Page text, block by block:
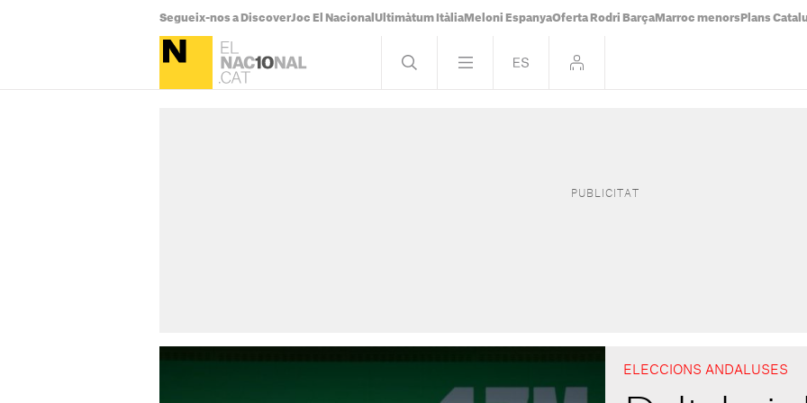
Segueix-nos a DiscoverJoc El Nacional Ultimàtum Itàlia Meloni EspanyaOferta Rodri Barça Marroc menors Plans
ELECCIONS ANDALUSES